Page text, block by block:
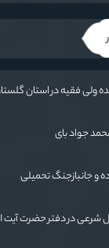
ولی فقیه در استان
جواد بای
و جانبازجنگ تحمیلی
شرعی در دفتر حضرت آیت